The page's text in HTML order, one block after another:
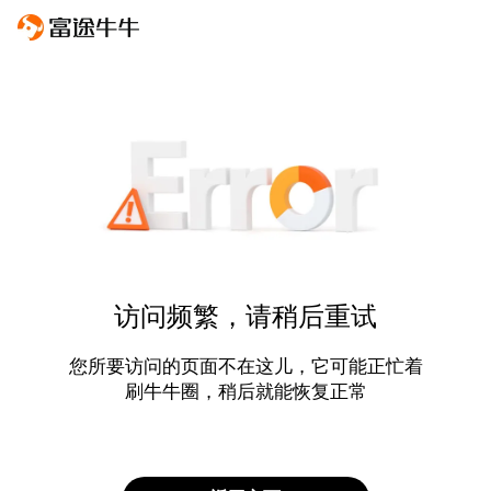
访问频繁，请稍后重试
您所要访问的页面不在这儿，它可能正忙着
刷牛牛圈，稍后就能恢复正常